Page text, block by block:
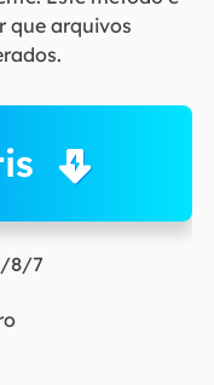
que arquivos
8/7